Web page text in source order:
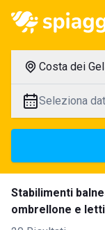
Costa dei
Seleziona
Stabilimenti
ombrellone e